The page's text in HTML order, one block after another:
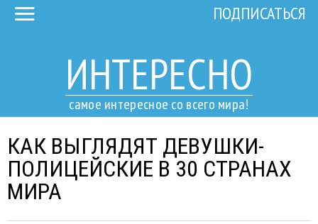
ИНТЕРЕСНО
самое интересное со всего мира!
ПОДПИСАТЬСЯ
КАК ВЫГЛЯДЯТ ДЕВУШКИ-
ПОЛИЦЕЙСКИЕ В 30 СТРАНАХ
МИРА